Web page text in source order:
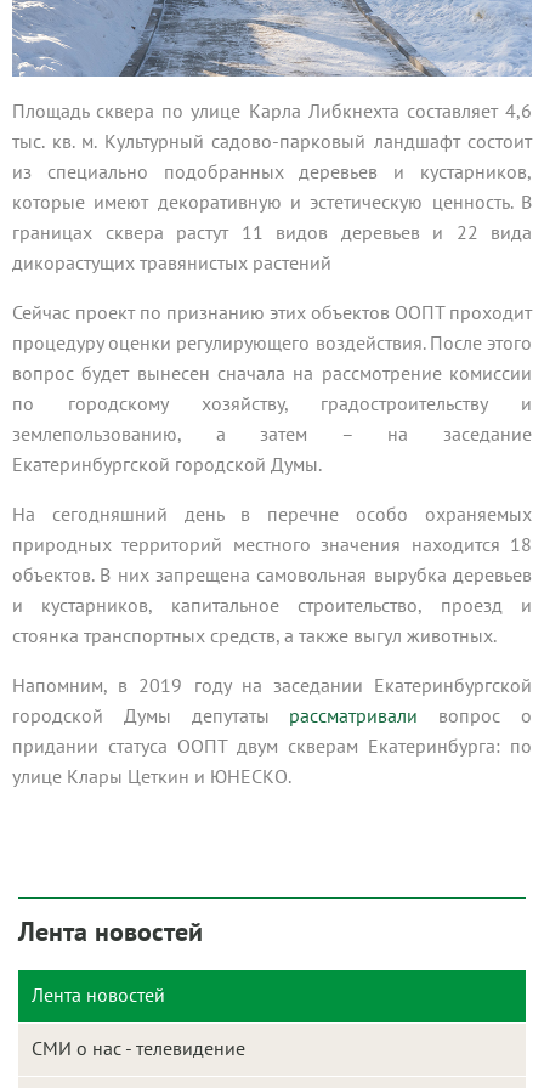
Площадь сквера по улице Карла Либкнехта составляет 4,6
тыс. кв. м. Культурный садово-парковый ландшафт состоит
из специально подобранных деревьев и кустарников,
которые имеют декоративную и эстетическую ценность. В
границах сквера растут 11 видов деревьев и 22 вида
дикорастущих травянистых растений
Сейчас проект по признанию этих объектов ООПТ проходит
процедуру оценки регулирующего воздействия. После этого
вопрос будет вынесен сначала на рассмотрение комиссии
по городскому хозяйству, градостроительству и
землепользованию, а затем – на заседание
Екатеринбургской городской Думы.
На сегодняшний день в перечне особо охраняемых
природных территорий местного значения находится 18
объектов. В них запрещена самовольная вырубка деревьев
и кустарников, капитальное строительство, проезд и
стоянка транспортных средств, а также выгул животных.
Напомним, в 2019 году на заседании Екатеринбургской
городской Думы депутаты рассматривали вопрос о
придании статуса ООПТ двум скверам Екатеринбурга: по
улице Клары Цеткин и ЮНЕСКО.
Лента новостей
Лента новостей
СМИ о нас - телевидение